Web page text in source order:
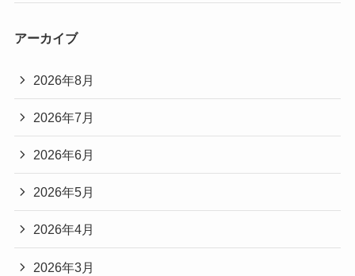
アーカイブ
2026年8月
2026年7月
2026年6月
2026年5月
2026年4月
2026年3月